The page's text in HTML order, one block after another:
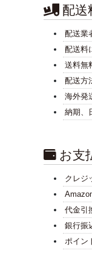
配送
配送業
配送料
送料無
配送方
海外発
納期、
お支
クレジ
代金引
銀行振
ポイン